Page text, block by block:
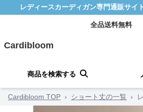
レディースカーディガン専門通販サイ
全品送料無料
Cardibloom
商品を検索する
Cardibloom TOP › ショート丈の一覧 ›